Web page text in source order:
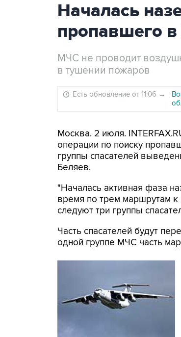
Началась
пропавшего
МЧС не проводит
в тушении пожаров
Есть обновление от 11:06 →
Москва. 2 июля.
операции по поиску
группы спасателей
Беляев.
"Началась активная фаза
время по трем маршрутам к
следуют три группы
Часть спасателей будут
одной группе МЧС часть